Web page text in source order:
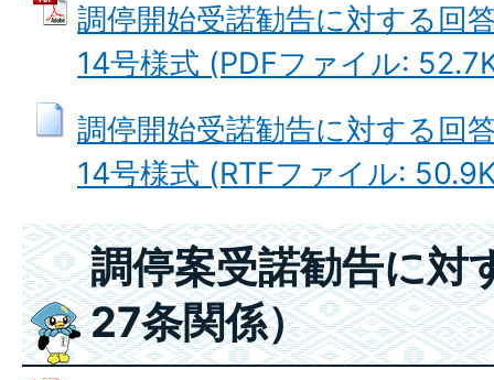
調停開始受諾勧告に対する回
14号様式 (PDFファイル:
調停開始受諾勧告に対する回
14号様式 (RTFファイル:
調停案受諾勧告に対
27条関係）